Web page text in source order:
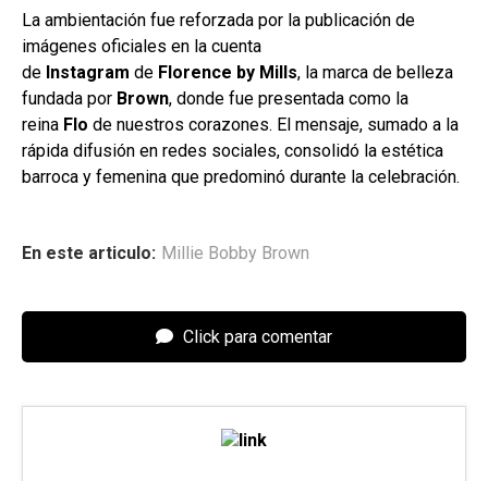
La ambientación fue reforzada por la publicación de
imágenes oficiales en la cuenta
de Instagram de Florence by Mills, la marca de belleza
fundada por Brown, donde fue presentada como la
reina Flo de nuestros corazones. El mensaje, sumado a la
rápida difusión en redes sociales, consolidó la estética
barroca y femenina que predominó durante la celebración.
En este articulo: Millie Bobby Brown
Click para comentar